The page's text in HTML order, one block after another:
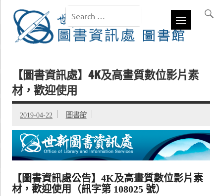
【圖書資訊處】4K及高畫質數位影片素
材，歡迎使用
2019-04-22 圖書館
【圖書資訊處公告】4K及高畫質數位影片素
材，歡迎使用（訊字第 108025 號）